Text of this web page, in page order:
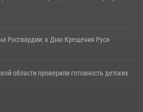
Росгвардии: к Дню Крещения Руси
области проверили готовность детских